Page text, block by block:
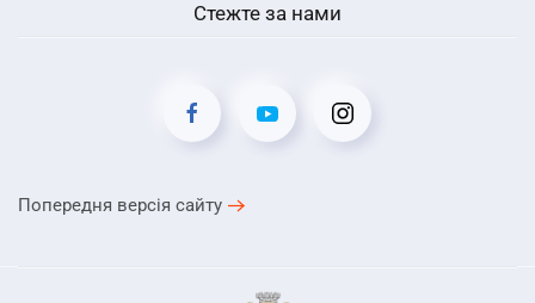
Стежте за нами
Попередня версія сайту